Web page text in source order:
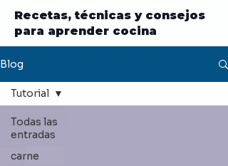
Recetas, técnicas y consejos
para aprender cocina
Blog
Todas las
entradas
carne
Tutorial